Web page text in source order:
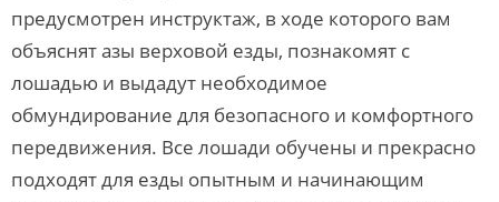
предусмотрен инструктаж, в ходе которого вам
объяснят азы верховой езды, познакомят с
лошадью и выдадут необходимое
обмундирование для безопасного и комфортного
передвижения. Все лошади обучены и прекрасно
подходят для езды опытным и начинающим